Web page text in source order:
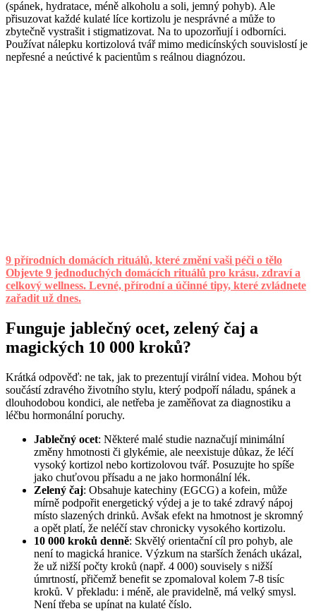
(spánek, hydratace, méně alkoholu a soli, jemný pohyb). Ale
přisuzovat každé kulaté líce kortizolu je nesprávné a může to
zbytečně vystrašit i stigmatizovat. Na to upozorňují i odborníci.
Používat nálepku kortizolová tvář mimo medicínských souvislostí je
nepřesné a neúctivé k pacientům s reálnou diagnózou.
9 přírodních domácích rituálů, které změní vaši péči o tělo
Objevte 9 jednoduchých domácích rituálů pro krásu, zdraví a
celkový wellness. Levné, přírodní a účinné tipy, které zvládnete
zařadit už dnes.
Funguje jablečný ocet, zelený čaj a
magických 10 000 kroků?
Krátká odpověď: ne tak, jak to prezentují virální videa. Mohou být
součástí zdravého životního stylu, který podpoří náladu, spánek a
dlouhodobou kondici, ale netřeba je zaměňovat za diagnostiku a
léčbu hormonální poruchy.
Jablečný ocet: Některé malé studie naznačují minimální
změny hmotnosti či glykémie, ale neexistuje důkaz, že léčí
vysoký kortizol nebo kortizolovou tvář. Posuzujte ho spíše
jako chuťovou přísadu a ne jako hormonální lék.
Zelený čaj: Obsahuje katechiny (EGCG) a kofein, může
mírně podpořit energetický výdej a je to také zdravý nápoj
místo slazených drinků. Avšak efekt na hmotnost je skromný
a opět platí, že neléčí stav chronicky vysokého kortizolu.
10 000 kroků denně: Skvělý orientační cíl pro pohyb, ale
není to magická hranice. Výzkum na starších ženách ukázal,
že už nižší počty kroků (např. 4 000) souvisely s nižší
úmrtností, přičemž benefit se zpomaloval kolem 7-8 tisíc
kroků. V překladu: i méně, ale pravidelně, má velký smysl.
Není třeba se upínat na kulaté číslo.